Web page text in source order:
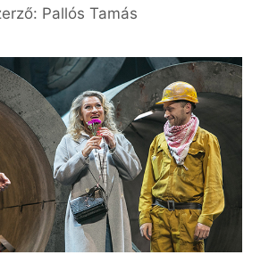
Pallós Tamás